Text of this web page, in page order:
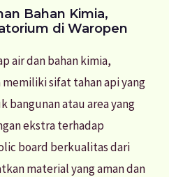
Bahan Kimia,
di Waropen
air dan bahan kimia,
sifat tahan api yang
bangunan atau area yang
ekstra terhadap
board berkualitas dari
material yang aman dan